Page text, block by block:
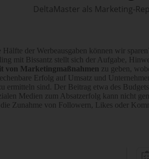
DeltaMaster als Marketing-
Hälfte der Werbe­ausgaben können wir
mit Bissantz stellt sich der Aufgabe,
von Mar­ke­ting­maß­nahmen zu geben,
Erfolg auf Um­satz und
er­mitteln sind. Der Bei­trag etwa des
Me­dien zum Absatz­erfolg kann nicht
Zu­nahme von Followern, Likes oder